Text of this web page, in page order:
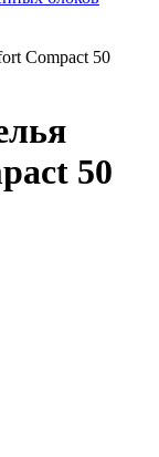
Compact 50
50